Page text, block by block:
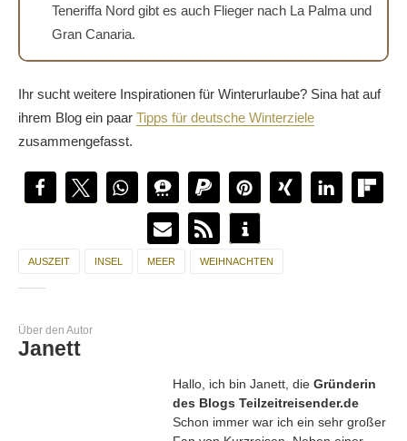
Teneriffa Nord gibt es auch Flieger nach La Palma und
Gran Canaria.
Ihr sucht weitere Inspirationen für Winterurlaube? Sina hat auf
ihrem Blog ein paar Tipps für deutsche Winterziele
zusammengefasst.
AUSZEIT INSEL MEER WEIHNACHTEN
Über den Autor
Janett
Hallo, ich bin Janett, die Gründerin
des Blogs Teilzeitreisender.de
Schon immer war ich ein sehr großer